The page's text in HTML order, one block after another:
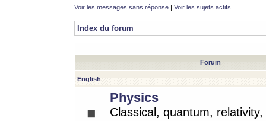
Voir les messages sans réponse | Voir les sujets actifs
Index du forum
Forum
English
Physics
Classical, quantum,